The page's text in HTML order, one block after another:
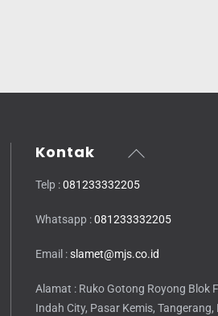
Back
Top
Kontak
Telp :081233332205
Whatsapp :081233332205
Email :slamet@mjs.co.id
Alamat : Ruko Gotong Royong Blok
Indah City, Pasar Kemis, Tangerang,